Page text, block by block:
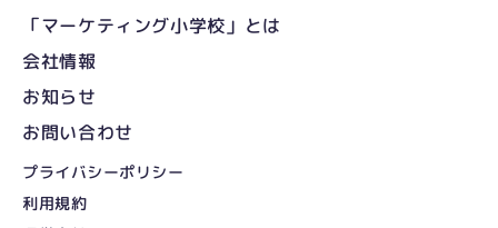
「マーケティング小学校」とは
会社情報
お知らせ
お問い合わせ
プライバシーポリシー
利用規約